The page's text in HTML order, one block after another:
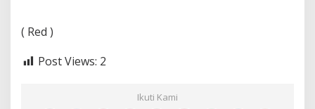
( Red )
Post Views: 2
Ikuti Kami